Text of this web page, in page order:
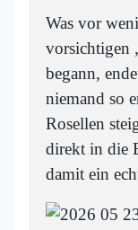
Was vor
vorsichtigen
begann,
niemand so
Rosellen
direkt in die
damit ein